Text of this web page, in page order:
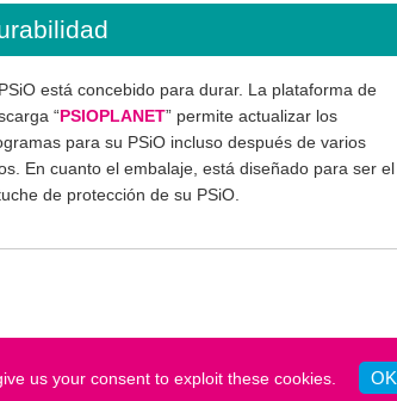
está concebido para durar. La plataforma de
“PSIOPLANET” permite actualizar los
para su PSiO incluso después de varios
En cuanto el embalaje, está diseñado para ser el
de protección de su PSiO.
us your consent to exploit these cookies. OK